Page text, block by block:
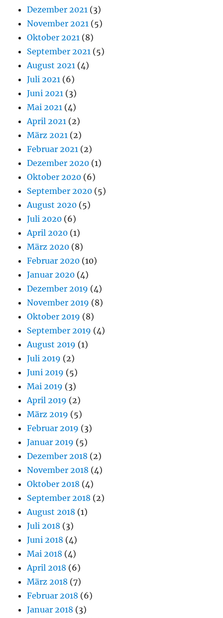
Dezember 2021 (3)
November 2021 (5)
Oktober 2021 (8)
September 2021 (5)
August 2021 (4)
Juli 2021 (6)
Juni 2021 (3)
Mai 2021 (4)
April 2021 (2)
März 2021 (2)
Februar 2021 (2)
Dezember 2020 (1)
Oktober 2020 (6)
September 2020 (5)
August 2020 (5)
Juli 2020 (6)
April 2020 (1)
März 2020 (8)
Februar 2020 (10)
Januar 2020 (4)
Dezember 2019 (4)
November 2019 (8)
Oktober 2019 (8)
September 2019 (4)
August 2019 (1)
Juli 2019 (2)
Juni 2019 (5)
Mai 2019 (3)
April 2019 (2)
März 2019 (5)
Februar 2019 (3)
Januar 2019 (5)
Dezember 2018 (2)
November 2018 (4)
Oktober 2018 (4)
September 2018 (2)
August 2018 (1)
Juli 2018 (3)
Juni 2018 (4)
Mai 2018 (4)
April 2018 (6)
März 2018 (7)
Februar 2018 (6)
Januar 2018 (3)